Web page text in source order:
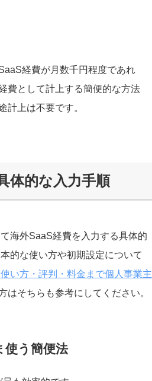
経費が月数千円程度であれ
費として計上する簡便的な方法
計上は不要です。
体的な入力手順
海外SaaS経費を入力する具体的
的な使い方や初期設定について
い方・評判・料金まで個人事業主
はそちらも参考にしてください。
使う簡便法